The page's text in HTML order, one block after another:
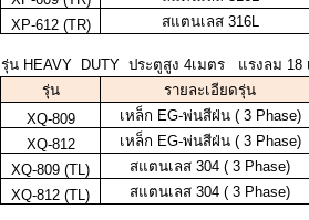
XP-612 (TR)
สแตนเลส 316L
รุ่น HEAVY DUTY ประตูสูง 4เมตร แรงลม 18
รุ่น
รายละเอียดรุ่น
XQ-809
เหล็ก EG-พ่นสีฝ่น ( 3 Phase)
XQ-812
เหล็ก EG-พ่นสีฝ่น ( 3 Phase)
XQ-809 (TL)
สแตนเลส 304 ( 3 Phase)
XQ-812 (TL)
สแตนเลส 304 ( 3 Phase)